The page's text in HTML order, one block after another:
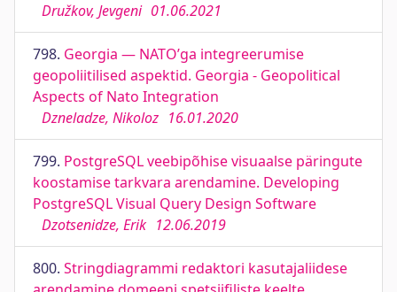
Družkov, Jevgeni 01.06.2021
798. Georgia — NATO’ga integreerumise
geopoliitilised aspektid. Georgia - Geopolitical
Aspects of Nato Integration
Dzneladze, Nikoloz 16.01.2020
799. PostgreSQL veebipõhise visuaalse päringute
koostamise tarkvara arendamine. Developing
PostgreSQL Visual Query Design Software
Dzotsenidze, Erik 12.06.2019
800. Stringdiagrammi redaktori kasutajaliidese